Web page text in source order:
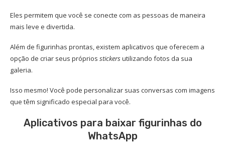
Eles permitem que você se conecte com as pessoas de maneira
mais leve e divertida.
Além de figurinhas prontas, existem aplicativos que oferecem a
opção de criar seus próprios stickersutilizando fotos da sua
galeria.
Isso mesmo! Você pode personalizar suas conversas com imagens
que têm significado especial para você.
Aplicativos para baixar figurinhas do
WhatsApp